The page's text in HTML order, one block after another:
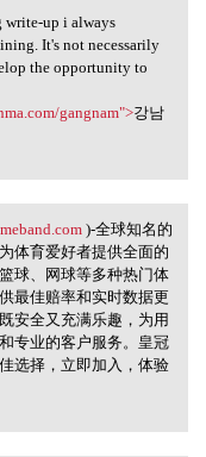
write-up i always
It's not necessarily
the opportunity to
gangnam">강남
)-全球知名的
体育爱好者提供全面的
球、网球等多种热门体
最佳赔率和实时数据更
安全又充满乐趣，为用
专业的客户服务。皇冠
选择，立即加入，体验